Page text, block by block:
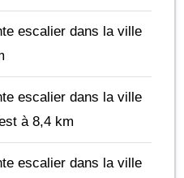
escalier dans la ville
escalier dans la ville
à 8,4 km
escalier dans la ville